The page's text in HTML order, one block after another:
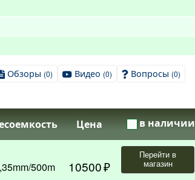
Обзоры (0) Видео (0) Вопросы (0)
Цена в наличии
500m 10500
Перейти в
магазин